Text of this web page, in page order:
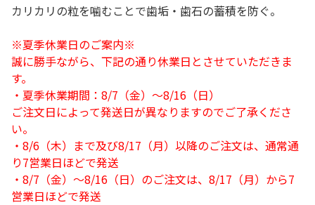
カリカリの粒を噛むことで歯垢・歯石の蓄積を防ぐ。
※夏季休業日のご案内※
誠に勝手ながら、下記の通り休業日とさせていただきま
す。
・夏季休業期間：8/7（金）～8/16（日）
ご注文日によって発送日が異なりますのでご了承くださ
い。
・8/6（木）まで及び8/17（月）以降のご注文は、通常通
り7営業日ほどで発送
・8/7（金）～8/16（日）のご注文は、8/17（月）から7
営業日ほどで発送